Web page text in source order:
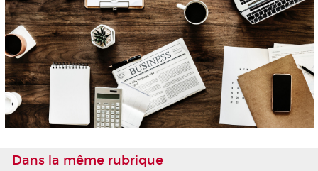
Dans la même rubrique